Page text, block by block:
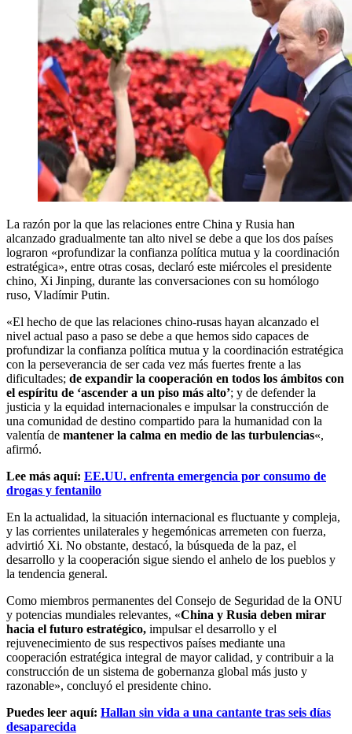
La razón por la que las relaciones entre China y Rusia han
alcanzado gradualmente tan alto nivel se debe a que los dos países
lograron «profundizar la confianza política mutua y la coordinación
estratégica», entre otras cosas, declaró este miércoles el presidente
chino, Xi Jinping, durante las conversaciones con su homólogo
ruso, Vladímir Putin.
«El hecho de que las relaciones chino‑rusas hayan alcanzado el
nivel actual paso a paso se debe a que hemos sido capaces de
profundizar la confianza política mutua y la coordinación estratégica
con la perseverancia de ser cada vez más fuertes frente a las
dificultades; de expandir la cooperación en todos los ámbitos con
el espíritu de ‘ascender a un piso más alto’; y de defender la
justicia y la equidad internacionales e impulsar la construcción de
una comunidad de destino compartido para la humanidad con la
valentía de mantener la calma en medio de las turbulencias«,
afirmó.
Lee más aquí: EE.UU. enfrenta emergencia por consumo de
drogas y fentanilo
En la actualidad, la situación internacional es fluctuante y compleja,
y las corrientes unilaterales y hegemónicas arremeten con fuerza,
advirtió Xi. No obstante, destacó, la búsqueda de la paz, el
desarrollo y la cooperación sigue siendo el anhelo de los pueblos y
la tendencia general.
Como miembros permanentes del Consejo de Seguridad de la ONU
y potencias mundiales relevantes, «China y Rusia deben mirar
hacia el futuro estratégico, impulsar el desarrollo y el
rejuvenecimiento de sus respectivos países mediante una
cooperación estratégica integral de mayor calidad, y contribuir a la
construcción de un sistema de gobernanza global más justo y
razonable», concluyó el presidente chino.
Puedes leer aquí: Hallan sin vida a una cantante tras seis días
desaparecida